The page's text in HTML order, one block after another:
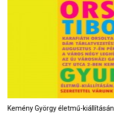
Kemény György életmű-kiállításán